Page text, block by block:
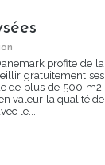
profite de la
gratuitement ses
de plus de 500 m2.
valeur la qualité de
le...